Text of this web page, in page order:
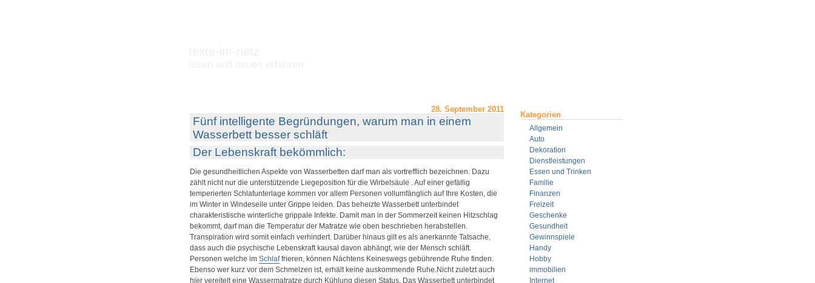
Kategorien
Allgemein
Auto
Dekoration
Dienstleistungen
Essen und Trinken
Familie
Finanzen
Freizeit
Geschenke
Gesundheit
Gewinnspiele
Handy
Hobby
immobilien
Internet
28. September 2011
Fünf intelligente Begründungen, warum man in einem
Wasserbett besser schläft
Der Lebenskraft bekömmlich:
Die gesundheitlichen Aspekte von Wasserbetten darf man als vortrefflich bezeichnen. Dazu
zählt nicht nur die unterstützende Liegeposition für die Wirbelsäule . Auf einer gefällig
temperierten Schlafunterlage kommen vor allem Personen vollumfänglich auf Ihre Kosten, die
im Winter in Windeseile unter Grippe leiden. Das beheizte Wasserbett unterbindet
charakteristische winterliche grippale Infekte. Damit man in der Sommerzeit keinen Hitzschlag
bekommt, darf man die Temperatur der Matratze wie oben beschrieben herabstellen.
Transpiration wird somit einfach verhindert. Darüber hinaus gilt es als anerkannte Tatsache,
dass auch die psychische Lebenskraft kausal davon abhängt, wie der Mensch schläft.
Personen welche im Schlaffrieren, können Nächtens Keineswegs gebührende Ruhe finden.
Ebenso wer kurz vor dem Schmelzen ist, erhält keine auskommende Ruhe.Nicht zuletzt auch
hier vereitelt eine Wassermatratze durch Kühlung diesen Status. Das Wasserbett unterbindet